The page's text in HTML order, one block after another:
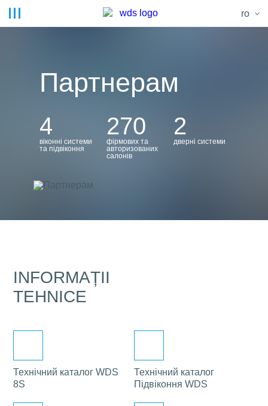
ro
Партнерам
4
віконні системи
та підвіконня
270
фірмових та
авто­ризо­ваних
салонів
2
дверні системи
INFORMAȚII
TEHNICE
Технічний каталог WDS
8S
Технічний каталог
Підвіконня WDS